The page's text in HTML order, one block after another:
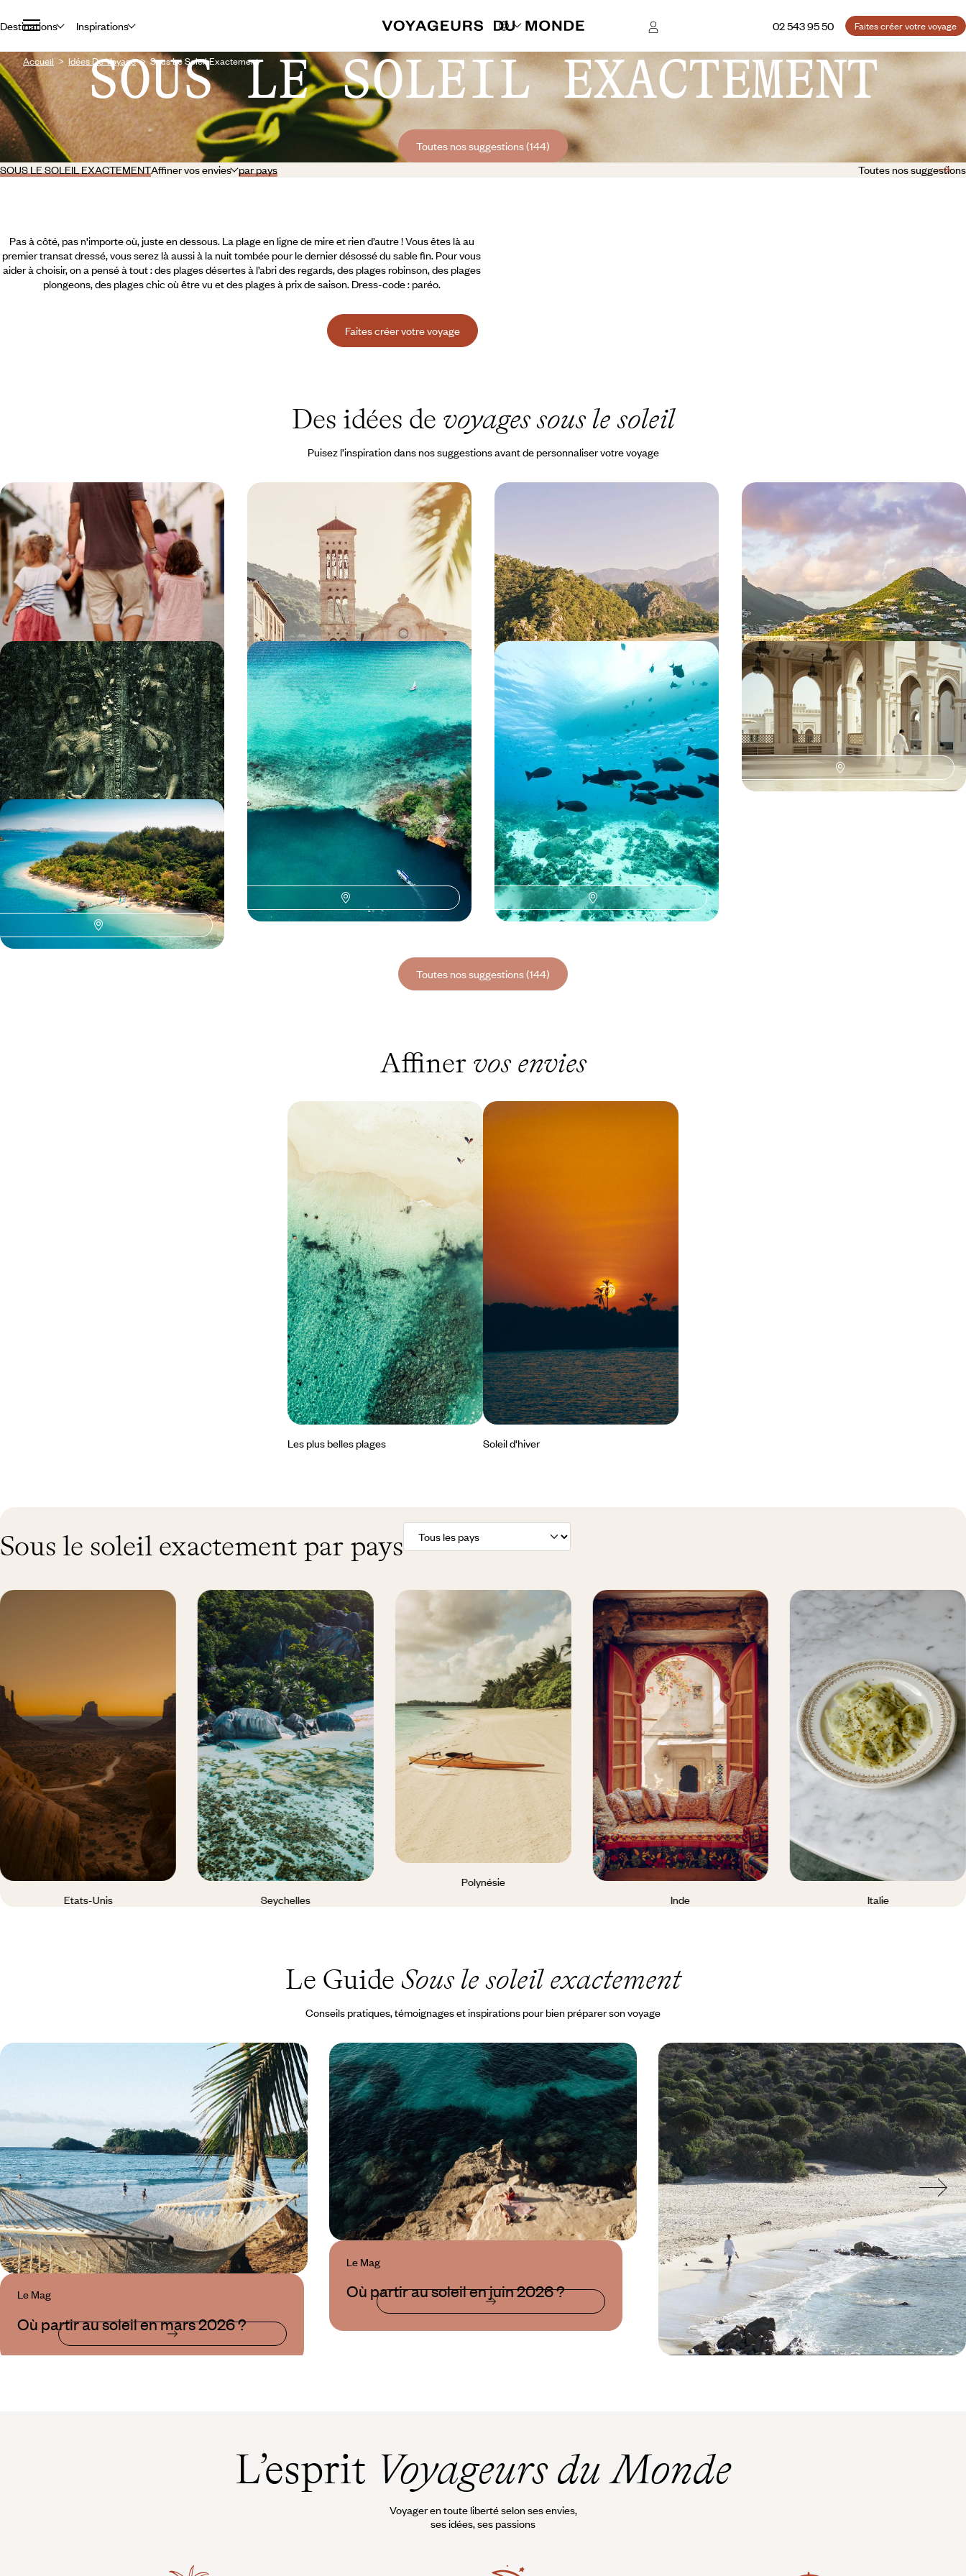
Destinations Inspirations 02 543 95 50 Faites créer votre voyage
Accueil Idées De Voyage Sous Le Soleil Exactement
SOUS LE SOLEIL EXACTEMENT
Toutes nos suggestions (144)
SOUS LE SOLEIL EXACTEMENTAffiner vos envies par pays Toutes nos suggestions
Pas à côté, pas n'importe où, juste en dessous. La plage en ligne de mire et rien d’autre ! Vous êtes là au
premier transat dressé, vous serez là aussi à la nuit tombée pour le dernier désossé du sable fin. Pour vous
aider à choisir, on a pensé à tout : des plages désertes à l’abri des regards, des plages robinson, des plages
plongeons, des plages chic où être vu et des plages à prix de saison. Dress-code : paréo.
Faites créer votre voyage
Des idées de voyages sous le soleil
Puisez l’inspiration dans nos suggestions avant de personnaliser votre voyage
Marrakech & Essaouira - Pour les
petites vacances, tous ensemble au
Maroc !
Bouder la grisaille et embarquer les enfants pour
une semaine d’aventures sous un beau soleil,
même en hiver
7 jours, de 2200 à 3200 €
La Dalmatie et ses îles - Criques,
palais et petits ports de pêche
Entre Split et Dubrovnik, explorer des îles, des
cités d’art, des oliveraies et faire le plein d’air
marin
9 jours, de 2000 à 3100 €
l’antique Lycie, gardienne éblouissante de
l’authenticité méditerranéenne
10 jours, de 3900 à 3700 €
En famille à Saint-Martin - Votre
appartement pieds dans l'eau
Une semaine pour recharger les batteries en
adaptant le rythme de toute la tribu à celui,
paisible, des Caraïbes
9 jours, de 2400 à 3200 €
Premier voyage au Cambodge -
Temples-mythes et île-paradis
Éblouissant site d'Angkor, discrète (et
ravissante) Koh Rong, sémillante Phnom Penh :
présentations khmères en trois temps
11 jours, de 3400 à 4500 €
L’aventure mexicaine en famille -
Cités mayas, cenotes et plages du
Yucatán
Embarquer les enfants sur les traces du monde
maya ; les voir s'émerveiller devant les couleurs
des maisons, de l'eau et des poissons
12 jours, de 3100 à 4500 €
Iles Maurice et Rodrigues - Duo de
choc en adresses de charme
Déconnecter dans un cadre de rêve - lagons,
villages de pêcheurs et barrière de corail
13 jours, de 3300 à 4500 €
Triptyque émirati - Dubaï, le désert
et Abou Dhabi
Entre l'effervescence de deux villes-mondes, se
ressourcer dans le silence du désert
8 jours, de 3400 à 4800 €
Lagons et poissons-clowns - En
famille aux Fidji
Découvrir deux paradis family friendly sur le
tropique du Capricorne
16 jours, de 3700 à 5200 €
Toutes nos suggestions (144)
Affiner vos envies
Les plus belles plages Soleil d'hiver
Sous le soleil exactement par pays
Etats-Unis Seychelles
Polynésie
Inde
Italie
Le Guide Sous le soleil exactement
Conseils pratiques, témoignages et inspirations pour bien préparer son voyage
Le Mag
Où partir au soleil en mars 2026 ?
Le Mag
Où partir au soleil en juin 2026 ?
L’esprit Voyageurs du Monde
Voyager en toute liberté selon ses envies,
ses idées, ses passions